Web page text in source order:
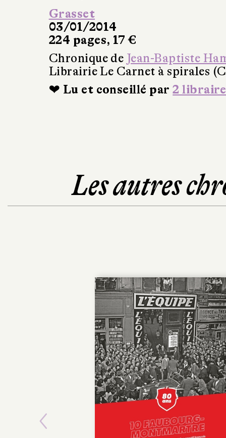
Grasset
03/01/2014
224 pages, 17 €
Chronique de Jean-Baptiste
Librairie Le Carnet à spirales
❤ Lu et conseillé par2
Les autres
Previous